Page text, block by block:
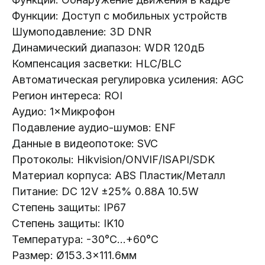
Функции: Доступ с мобильных устройств
Шумоподавление: 3D DNR
Динамический диапазон: WDR 120дБ
Компенсация засветки: HLC/BLC
Автоматическая регулировка усиления: AGC
Регион интереса: ROI
Аудио: 1×Микрофон
Подавление аудио-шумов: ENF
Данные в видеопотоке: SVC
Протоколы: Hikvision/ONVIF/ISAPI/SDK
Материал корпуса: ABS Пластик/Металл
Питание: DC 12V ±25% 0.88A 10.5W
Степень защиты: IP67
Степень защиты: IK10
Температура: -30°C...+60°C
Размер: Ø153.3×111.6мм
info@lokt.by
Программное обеспечение
Сетевое оборудование
Интерактивные панели
Видеодомофоны
Системы контроля доступа
Носители информации
Видеонаблюдение
Каталог: